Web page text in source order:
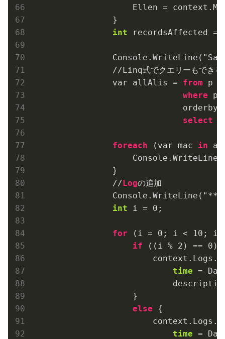
Ellen =
                }
int recordsAffected =
//Linq式でクエリーもできる
                var allAlis =
from p
where
orderby
select
foreach (var mac in
                }
                //
Logの追加
Console.WriteLine("**
int i = 0 ;
for (i = 0 ; i < 10 ;
if ((i % 2 ) == 0 )
                        context.Logs.
time =
                    }
else {
                        context.Logs.
time =